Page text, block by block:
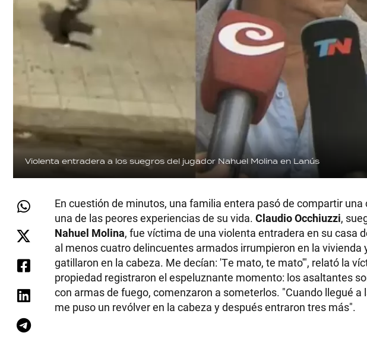
Violenta entradera a los suegros del jugador Nahuel Molina en Lanús
En cuestión de minutos, una familia entera pasó de compartir
una de las peores experiencias de su vida. Claudio Occhiuzzi,
Nahuel Molina, fue víctima de una violenta entradera en su casa
al menos cuatro delincuentes armados irrumpieron en la
gatillaron en la cabeza. Me decían: 'Te mato, te mato'", relató la
propiedad registraron el espeluznante momento: los asaltantes
con armas de fuego, comenzaron a someterlos. "Cuando llegué
me puso un revólver en la cabeza y después entraron tres más".